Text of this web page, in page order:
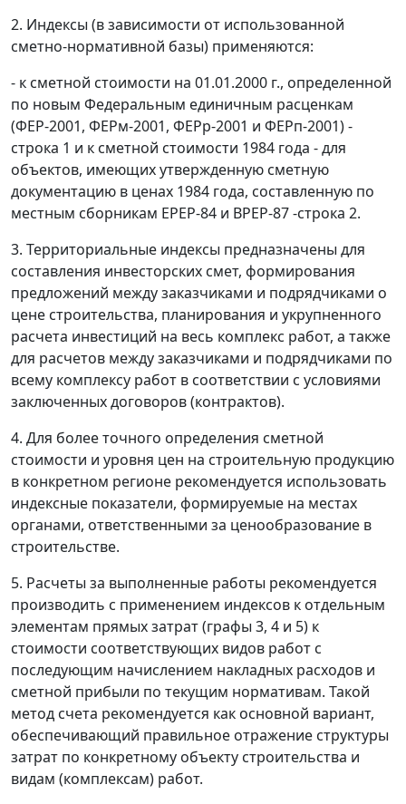
2. Индексы (в зависимости от использованной
сметно-нормативной базы) применяются:
- к сметной стоимости на 01.01.2000 г., определенной
по новым Федеральным единичным расценкам
(ФЕР-2001, ФЕРм-2001, ФЕРр-2001 и ФЕРп-2001) -
строка 1 и к сметной стоимости 1984 года - для
объектов, имеющих утвержденную сметную
документацию в ценах 1984 года, составленную по
местным сборникам ЕРЕР-84 и ВРЕР-87 -строка 2.
3. Территориальные индексы предназначены для
составления инвесторских смет, формирования
предложений между заказчиками и подрядчиками о
цене строительства, планирования и укрупненного
расчета инвестиций на весь комплекс работ, а также
для расчетов между заказчиками и подрядчиками по
всему комплексу работ в соответствии с условиями
заключенных договоров (контрактов).
4. Для более точного определения сметной
стоимости и уровня цен на строительную продукцию
в конкретном регионе рекомендуется использовать
индексные показатели, формируемые на местах
органами, ответственными за ценообразование в
строительстве.
5. Расчеты за выполненные работы рекомендуется
производить с применением индексов к отдельным
элементам прямых затрат (графы 3, 4 и 5) к
стоимости соответствующих видов работ с
последующим начислением накладных расходов и
сметной прибыли по текущим нормативам. Такой
метод счета рекомендуется как основной вариант,
обеспечивающий правильное отражение структуры
затрат по конкретному объекту строительства и
видам (комплексам) работ.